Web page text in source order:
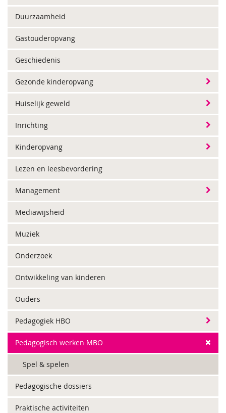
Duurzaamheid
Gastouderopvang
Geschiedenis
Gezonde kinderopvang
Huiselijk geweld
Inrichting
Kinderopvang
Lezen en leesbevordering
Management
Mediawijsheid
Muziek
Onderzoek
Ontwikkeling van kinderen
Ouders
Pedagogiek HBO
Pedagogisch werken MBO
Spel & spelen
Pedagogische dossiers
Praktische activiteiten